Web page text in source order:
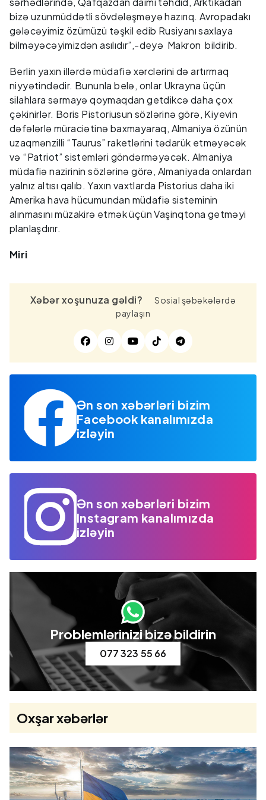
bizə uzunmüddətli sövdələşməyə hazırıq. Avropadakı
gələcəyimiz özümüzü təşkil edib Rusiyanı saxlaya
bilməyəcəyimizdən asılıdır”,-deyə Makron bildirib.
Berlin yaxın illərdə müdafiə xərclərini də artırmaq
niyyətindədir. Bununla belə, onlar Ukrayna üçün
silahlara sərmayə qoymaqdan getdikcə daha çox
çəkinirlər. Boris Pistoriusun sözlərinə görə, Kiyevin
dəfələrlə müraciətinə baxmayaraq, Almaniya özünün
uzaqmənzilli “Taurus” raketlərini tədarük etməyəcək
və “Patriot” sistemləri göndərməyəcək. Almaniya
müdafiə nazirinin sözlərinə görə, Almaniyada onlardan
yalnız altısı qalıb. Yaxın vaxtlarda Pistorius daha iki
Amerika hava hücumundan müdafiə sisteminin
alınmasını müzakirə etmək üçün Vaşinqtona getməyi
planlaşdırır.
Miri
Xəbər xoşunuza gəldi?
Sosial şəbəkələrdə
paylaşın
Ən son xəbərləri bizim
Facebook kanalımızda
izləyin
Ən son xəbərləri bizim
Instagram kanalımızda
izləyin
Problemlərinizi bizə bildirin
077 323 55 66
Oxşar xəbərlər